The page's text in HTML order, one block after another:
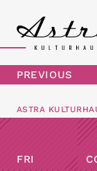
PREVIOUS
ASTRA
FRI